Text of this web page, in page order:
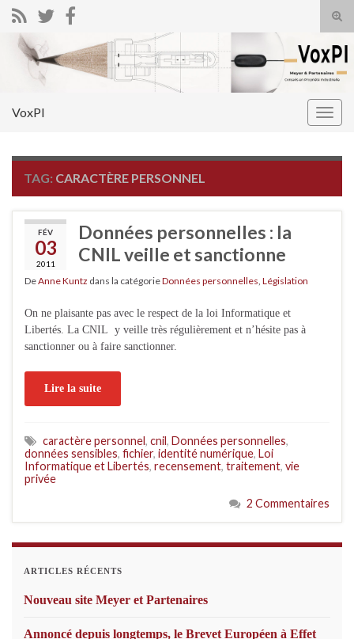
Search for:
VoxPI
TAG: CARACTÈRE PERSONNEL
FÉV
03
2011
Données personnelles : la
CNIL veille et sanctionne
DeAnne Kuntz dans la catégorieDonnées personnelles Législation
On ne plaisante pas avec le respect de la loi Informatique et
Libertés. La CNIL y veille très régulièrement et n’hésite pas à
sanctionner ou à faire sanctionner.
Lire la suite
caractère personnel, cnil, Données personnelles,
données sensibles, fichier, identité numérique, Loi
Informatique et Libertés, recensement, traitement, vie
privée
2 Commentaires
ARTICLES RÉCENTS
Nouveau site Meyer et Partenaires
Annoncé depuis longtemps, le Brevet Européen à Effet